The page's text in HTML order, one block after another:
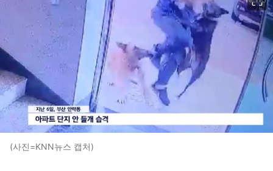
(사진=KNN뉴스 캡처)